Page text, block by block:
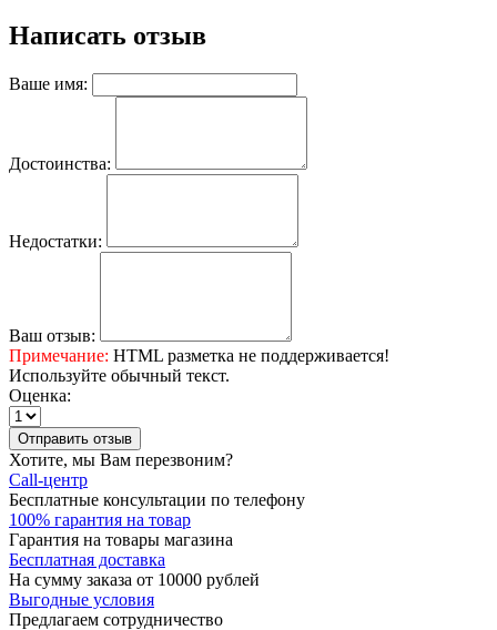
Написать отзыв
Ваше имя:
Достоинства:
Недостатки:
Ваш отзыв:
Примечание: HTML разметка не поддерживается!
Используйте обычный текст.
Оценка:
Отправить отзыв
Хотите, мы Вам перезвоним?
Call-центр
Бесплатные консультации по телефону
100% гарантия на товар
Гарантия на товары магазина
Бесплатная доставка
На сумму заказа от 10000 рублей
Выгодные условия
Предлагаем сотрудничество